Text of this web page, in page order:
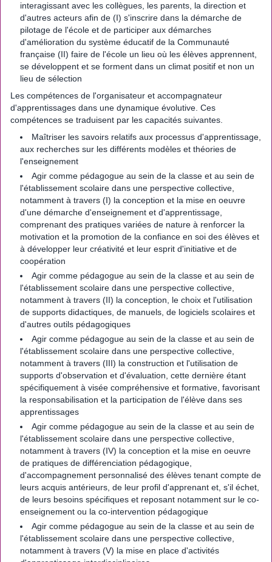
interagissant avec les collègues, les parents, la direction et
d'autres acteurs afin de (I) s'inscrire dans la démarche de
pilotage de l'école et de participer aux démarches
d'amélioration du système éducatif de la Communauté
française (II) faire de l'école un lieu où les élèves apprennent,
se développent et se forment dans un climat positif et non un
lieu de sélection
Les compétences de l'organisateur et accompagnateur
d'apprentissages dans une dynamique évolutive. Ces
compétences se traduisent par les capacités suivantes.
Maîtriser les savoirs relatifs aux processus d'apprentissage,
aux recherches sur les différents modèles et théories de
l'enseignement
Agir comme pédagogue au sein de la classe et au sein de
l'établissement scolaire dans une perspective collective,
notamment à travers (I) la conception et la mise en oeuvre
d'une démarche d'enseignement et d'apprentissage,
comprenant des pratiques variées de nature à renforcer la
motivation et la promotion de la confiance en soi des élèves et
à développer leur créativité et leur esprit d'initiative et de
coopération
Agir comme pédagogue au sein de la classe et au sein de
l'établissement scolaire dans une perspective collective,
notamment à travers (II) la conception, le choix et l'utilisation
de supports didactiques, de manuels, de logiciels scolaires et
d'autres outils pédagogiques
Agir comme pédagogue au sein de la classe et au sein de
l'établissement scolaire dans une perspective collective,
notamment à travers (III) la construction et l'utilisation de
supports d'observation et d'évaluation, cette dernière étant
spécifiquement à visée compréhensive et formative, favorisant
la responsabilisation et la participation de l'élève dans ses
apprentissages
Agir comme pédagogue au sein de la classe et au sein de
l'établissement scolaire dans une perspective collective,
notamment à travers (IV) la conception et la mise en oeuvre
de pratiques de différenciation pédagogique,
d'accompagnement personnalisé des élèves tenant compte de
leurs acquis antérieurs, de leur profil d'apprenant et, s'il échet,
de leurs besoins spécifiques et reposant notamment sur le co-
enseignement ou la co-intervention pédagogique
Agir comme pédagogue au sein de la classe et au sein de
l'établissement scolaire dans une perspective collective,
notamment à travers (V) la mise en place d'activités